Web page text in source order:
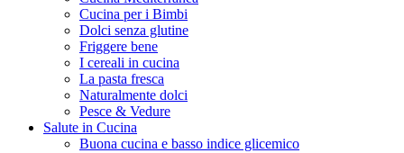
Cucina per i Bimbi
Dolci senza glutine
Friggere bene
I cereali in cucina
La pasta fresca
Naturalmente dolci
Pesce & Vedure
Salute in Cucina
Buona cucina e basso indice glicemico